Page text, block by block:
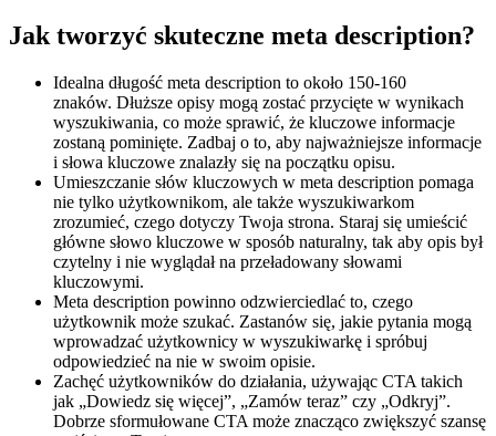
Jak tworzyć skuteczne meta description?
Idealna długość meta description to około 150-160
znaków. Dłuższe opisy mogą zostać przycięte w wynikach
wyszukiwania, co może sprawić, że kluczowe informacje
zostaną pominięte. Zadbaj o to, aby najważniejsze informacje
i słowa kluczowe znalazły się na początku opisu.
Umieszczanie słów kluczowych w meta description pomaga
nie tylko użytkownikom, ale także wyszukiwarkom
zrozumieć, czego dotyczy Twoja strona. Staraj się umieścić
główne słowo kluczowe w sposób naturalny, tak aby opis był
czytelny i nie wyglądał na przeładowany słowami
kluczowymi.
Meta description powinno odzwierciedlać to, czego
użytkownik może szukać. Zastanów się, jakie pytania mogą
wprowadzać użytkownicy w wyszukiwarkę i spróbuj
odpowiedzieć na nie w swoim opisie.
Zachęć użytkowników do działania, używając CTA takich
jak „Dowiedz się więcej”, „Zamów teraz” czy „Odkryj”.
Dobrze sformułowane CTA może znacząco zwiększyć szansę